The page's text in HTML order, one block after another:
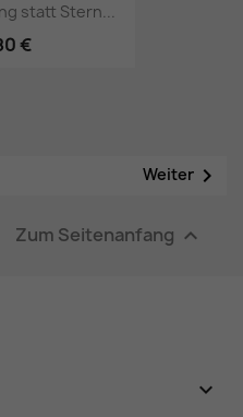
statt Stern...
€
Weiter 
Zum Seitenanfang 
